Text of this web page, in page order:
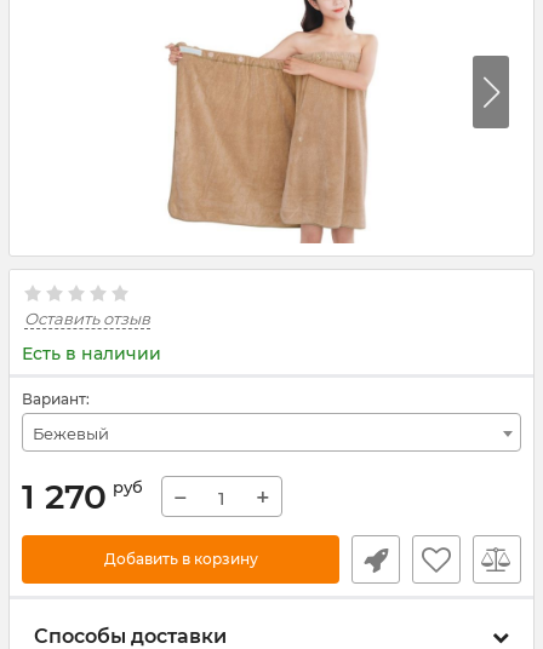
Оставить отзыв
Есть в наличии
Вариант:
Бежевый
1 270 руб − +
Добавить в корзину
Способы доставки